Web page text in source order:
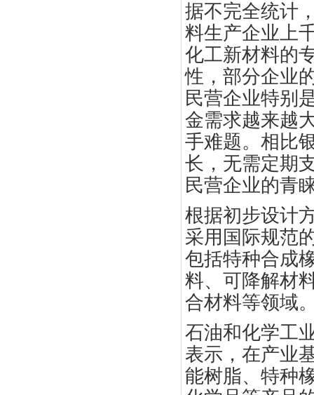
据不完全统计
料生产企业上
化工新材料的
性，部分企业
民营企业特别
金需求越来越
手难题。相比
长，无需定期
民营企业的青
根据初步设计
采用国际规范
包括特种合成
料、可降解材
合材料等领域
石油和化学工
表示，在产业
能树脂、特种